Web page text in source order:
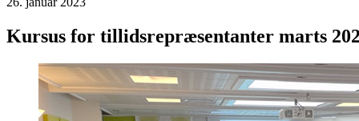
Kursus for tillidsrepræsentanter marts